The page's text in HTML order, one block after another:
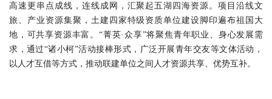
高速更串点成线，连线成网，汇聚起五湖四海资源。项目沿线文
旅、产业资源集聚，土建四家特级资质单位建设脚印遍布祖国大
地，可共享资源丰富。“菁英·众享”将聚焦青年职业、身心发展需
求，通过“诸小柯”活动接棒形式，广泛开展青年交友等文体活动，
以人才互借等方式，推动联建单位之间人才资源共享、优势互补。